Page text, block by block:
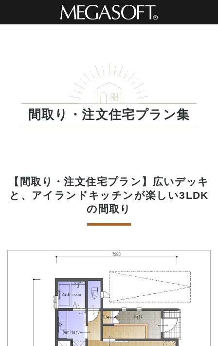
間取り・注文住宅プラン集
【間取り・注文住宅プラン】広いデッキ
と、アイランドキッチンが楽しい3LDK
の間取り